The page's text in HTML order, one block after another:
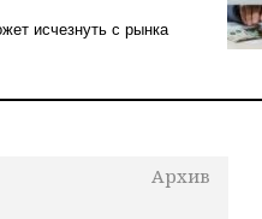
исчезнуть с рынка
Архив